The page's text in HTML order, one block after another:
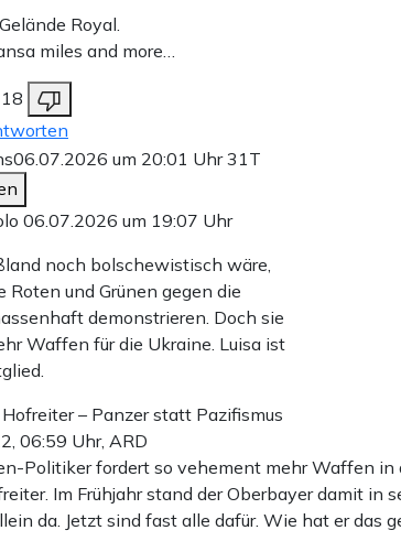
Royal.
miles and more…
18
06.07.2026 um 20:01 Uhr31T
06.07.2026 um 19:07 Uhr
noch bolschewistisch wäre,
Roten und Grünen gegen die
demonstrieren. Doch sie
Waffen für die Ukraine. Luisa ist
Hofreiter – Panzer statt Pazifismus
06:59 Uhr, ARD
Politiker fordert so vehement mehr Waffen in
Im Frühjahr stand der Oberbayer damit in
da. Jetzt sind fast alle dafür. Wie hat er das